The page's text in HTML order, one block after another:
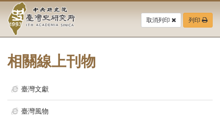
要
中
央
研
究
院-
臺
取消列印 列印
相關線上刊物
臺灣文獻
臺灣風物